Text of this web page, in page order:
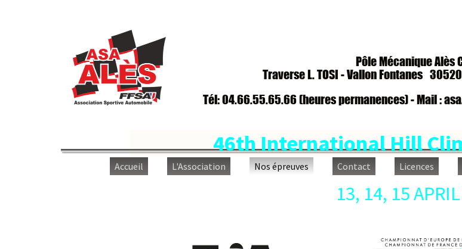
Accueil L'Association Nos épreuves Contact Licences
Pôle Mécanique Alès
Traverse L. TOSI - Vallon Fontanes30520
Tél: 04.66.55.65.66 (heures permanences) - Mail :
46th International Hill Clim
13, 14, 15 APRIL